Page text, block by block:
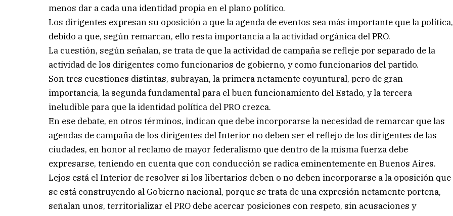
menos dar a cada una identidad propia en el plano político.
Los dirigentes expresan su oposición a que la agenda de eventos sea más importante que la política,
debido a que, según remarcan, ello resta importancia a la actividad orgánica del PRO.
La cuestión, según señalan, se trata de que la actividad de campaña se refleje por separado de la
actividad de los dirigentes como funcionarios de gobierno, y como funcionarios del partido.
Son tres cuestiones distintas, subrayan, la primera netamente coyuntural, pero de gran
importancia, la segunda fundamental para el buen funcionamiento del Estado, y la tercera
ineludible para que la identidad política del PRO crezca.
En ese debate, en otros términos, indican que debe incorporarse la necesidad de remarcar que las
agendas de campaña de los dirigentes del Interior no deben ser el reflejo de los dirigentes de las
ciudades, en honor al reclamo de mayor federalismo que dentro de la misma fuerza debe
expresarse, teniendo en cuenta que con conducción se radica eminentemente en Buenos Aires.
Lejos está el Interior de resolver si los libertarios deben o no deben incorporarse a la oposición que
se está construyendo al Gobierno nacional, porque se trata de una expresión netamente porteña,
señalan unos, territorializar el PRO debe acercar posiciones con respeto, sin acusaciones y